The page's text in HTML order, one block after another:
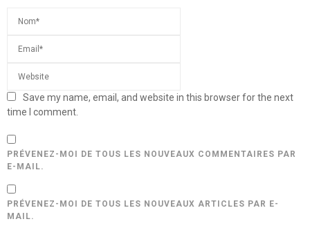
Save my name, email, and website in this browser for the next
time I comment.
PRÉVENEZ-MOI DE TOUS LES NOUVEAUX COMMENTAIRES PAR
E-MAIL.
PRÉVENEZ-MOI DE TOUS LES NOUVEAUX ARTICLES PAR E-
MAIL.